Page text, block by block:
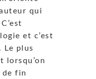
qui
et c’est
Le plus
lorsqu’on
de fin